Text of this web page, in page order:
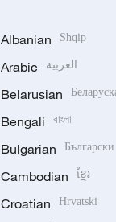
Albanian Shqip
Arabic العربية
Belarusian
Bengali বাংলা
Bulgarian Български
Cambodian ខ្មែរ
Croatian Hrvatski